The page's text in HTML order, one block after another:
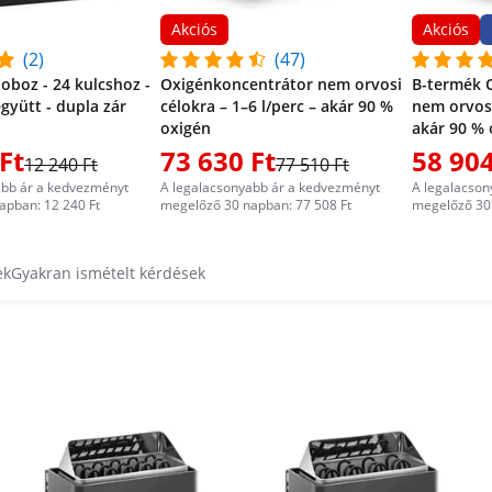
a teljesítmény és az ár
lettek volna alternatíva,
Problémát jelenthet,
cserefűtőelem. De
árát figyelembe véve a
(2)
- 24 kulcshoz -
- dupla zár
12 240 Ft
ár a kedvezményt
12 240 Ft
Akciós
(47)
Oxigénkoncentrátor nem orvosi
célokra – 1–6 l/perc – akár 90 %
oxigén
73 630 Ft77 510 Ft
A legalacsonyabb ár a kedvezményt
megelőző 30 napban: 77 508 Ft
Akciós
B-termék
nem
akár 90 %
58
A
megelőző
Gyakran ismételt kérdések